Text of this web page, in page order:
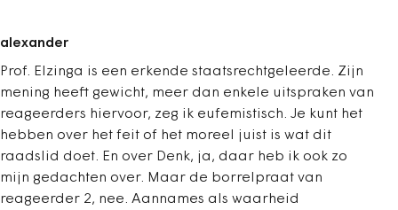
alexander
Prof. Elzinga is een erkende staatsrechtgeleerde. Zijn
mening heeft gewicht, meer dan enkele uitspraken van
reageerders hiervoor, zeg ik eufemistisch. Je kunt het
hebben over het feit of het moreel juist is wat dit
raadslid doet. En over Denk, ja, daar heb ik ook zo
mijn gedachten over. Maar de borrelpraat van
reageerder 2, nee. Aannames als waarheid